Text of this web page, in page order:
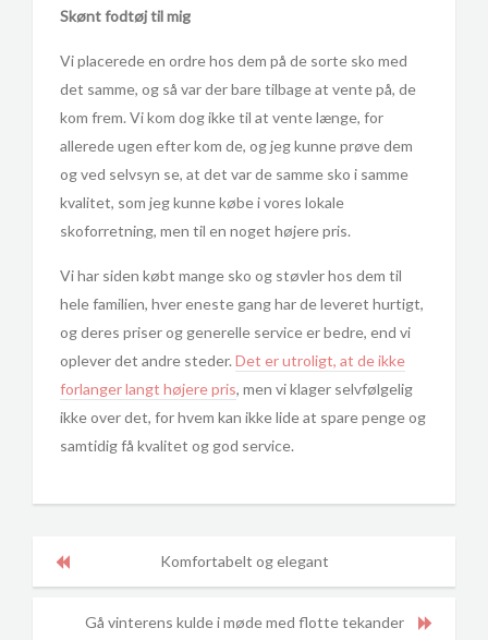
Skønt fodtøj til mig
Vi placerede en ordre hos dem på de sorte sko med
det samme, og så var der bare tilbage at vente på, de
kom frem. Vi kom dog ikke til at vente længe, for
allerede ugen efter kom de, og jeg kunne prøve dem
og ved selvsyn se, at det var de samme sko i samme
kvalitet, som jeg kunne købe i vores lokale
skoforretning, men til en noget højere pris.
Vi har siden købt mange sko og støvler hos dem til
hele familien, hver eneste gang har de leveret hurtigt,
og deres priser og generelle service er bedre, end vi
oplever det andre steder. Det er utroligt, at de ikke
forlanger langt højere pris, men vi klager selvfølgelig
ikke over det, for hvem kan ikke lide at spare penge og
samtidig få kvalitet og god service.
Komfortabelt og elegant
Gå vinterens kulde i møde med flotte tekander